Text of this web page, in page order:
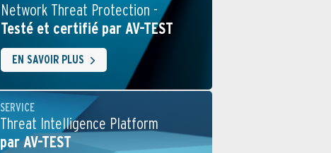
Network Threat Protection -
Testé et certifié par AV-TEST
EN SAVOIR PLUS
SERVICE
Threat Intelligence Platform
par AV-TEST